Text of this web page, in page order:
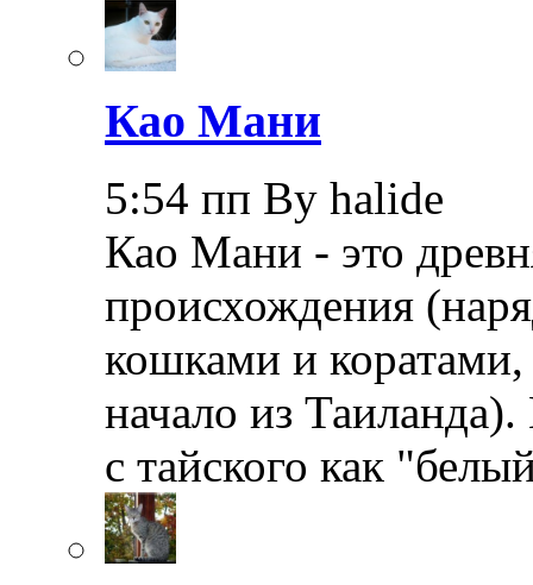
Као Мани
5:54 пп By halide
Као Мани - это
происхождения
кошками и коратами,
начало из
с тайского как